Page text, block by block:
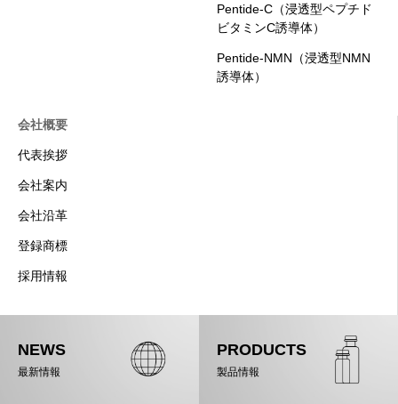
Pentide-C（浸透型ペプチド
ビタミンC誘導体）
Pentide-NMN（浸透型NMN
誘導体）
会社概要
代表挨拶
会社案内
会社沿革
登録商標
採用情報
NEWS
最新情報
PRODUCTS
製品情報